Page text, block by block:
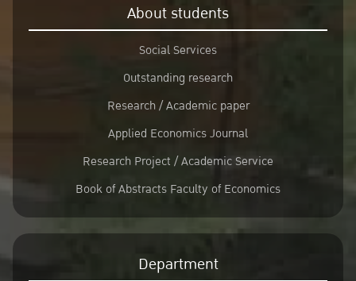
About students
Social Services
Outstanding research
Research / Academic paper
Applied Economics Journal
Research Project / Academic Service
Book of Abstracts Faculty of Economics
Department